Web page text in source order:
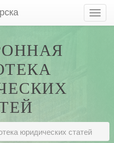
юридических статей